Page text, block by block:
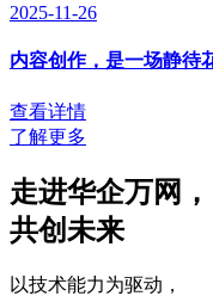
2025-11-26
内容创作，是一场静待
查看详情
了解更多
走进华企万网 ，
共创未来
以技术能力为驱动 ，